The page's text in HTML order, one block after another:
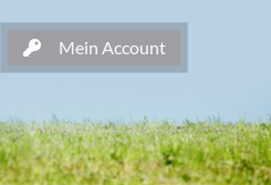
Mein Account